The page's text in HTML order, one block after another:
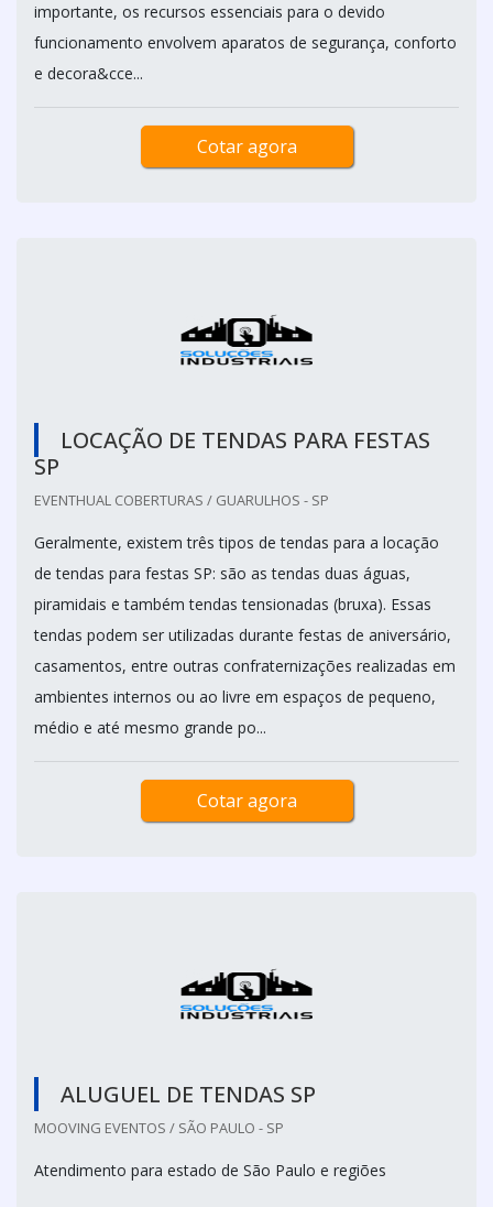
importante, os recursos essenciais para o devido
funcionamento envolvem aparatos de segurança, conforto
e decora&cce...
Cotar agora
LOCAÇÃO DE TENDAS PARA FESTAS
SP
EVENTHUAL COBERTURAS / GUARULHOS - SP
Geralmente, existem três tipos de tendas para a locação
de tendas para festas SP: são as tendas duas águas,
piramidais e também tendas tensionadas (bruxa). Essas
tendas podem ser utilizadas durante festas de aniversário,
casamentos, entre outras confraternizações realizadas em
ambientes internos ou ao livre em espaços de pequeno,
médio e até mesmo grande po...
Cotar agora
ALUGUEL DE TENDAS SP
MOOVING EVENTOS / SÃO PAULO - SP
Atendimento para estado de São Paulo e regiões